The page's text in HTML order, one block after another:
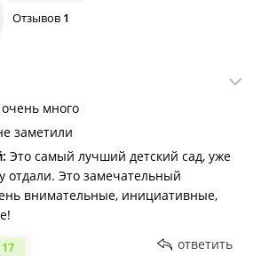
Отзывов 1
очень много
заметили
Это самый лучший детский сад, уже
отдали. Это замечательный
внимательные, инициативные,
17 ответить